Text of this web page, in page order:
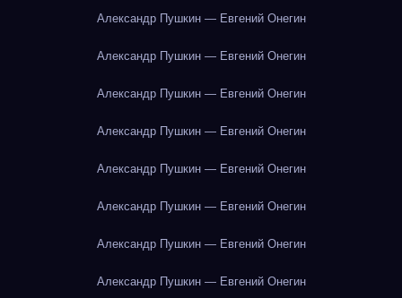
Александр Пушкин — Евгений Онегин
Александр Пушкин — Евгений Онегин
Александр Пушкин — Евгений Онегин
Александр Пушкин — Евгений Онегин
Александр Пушкин — Евгений Онегин
Александр Пушкин — Евгений Онегин
Александр Пушкин — Евгений Онегин
Александр Пушкин — Евгений Онегин